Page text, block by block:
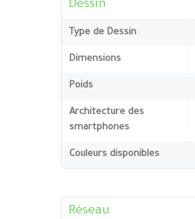
Dessin
Type de Dessin
Dimensions
Poids
Architecture des
smartphones
Couleurs disponibles
Réseau